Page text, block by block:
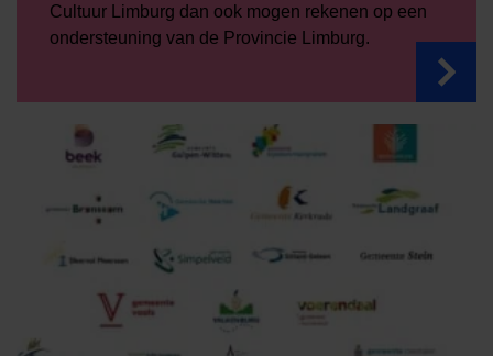
Cultuur Limburg dan ook mogen rekenen op een
ondersteuning van de Provincie Limburg.